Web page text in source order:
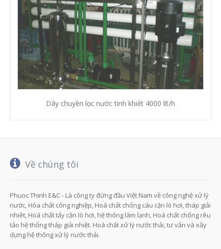
Dây chuyền lọc nước tinh khiết 4000 lít/h
Về chúng tôi
Phuoc Thinh E&C - Là công ty đứng đầu Việt Nam về công nghệ xử lý
nước, Hóa chất công nghiệp, Hoá chất chống cáu cặn lò hơi, tháp giải
nhiêt, Hoá chất tẩy cặn lò hơi, hệ thống làm lạnh, Hoá chất chống rêu
tảo hệ thống tháp giải nhiệt. Hoá chất xử lý nước thải, tư vấn và xây
dựng hệ thống xử lý nước thải.